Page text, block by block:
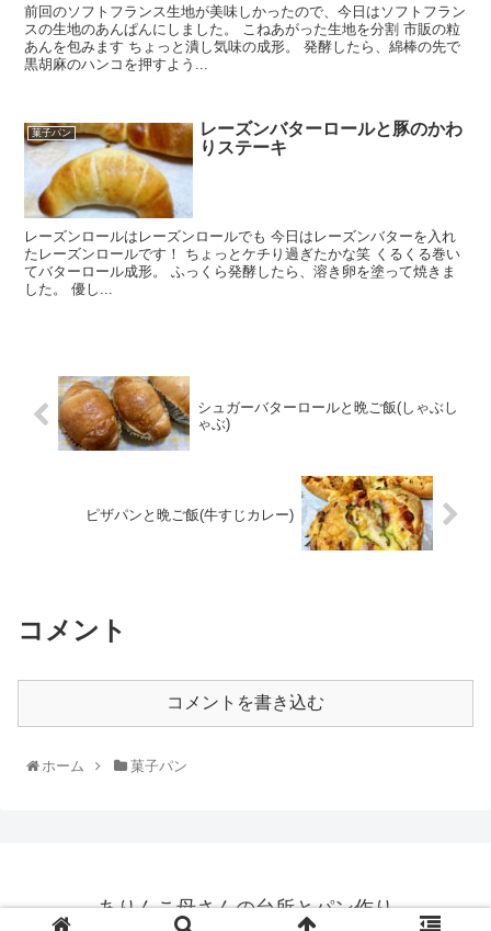
前回のソフトフランス生地が美味しかったので、今日はソフトフラン
スの生地のあんぱんにしました。 こねあがった生地を分割 市販の粒
あんを包みます ちょっと潰し気味の成形。 発酵したら、綿棒の先で
黒胡麻のハンコを押すよう...
菓子パン
レーズンバターロールと豚のかわ
りステーキ
レーズンロールはレーズンロールでも 今日はレーズンバターを入れ
たレーズンロールです！ ちょっとケチり過ぎたかな笑 くるくる巻い
てバターロール成形。 ふっくら発酵したら、溶き卵を塗って焼きま
した。 優し...
シュガーバターロールと晩ご飯(しゃぶし
ゃぶ)
ピザパンと晩ご飯(牛すじカレー)
コメント
コメントを書き込む
ホーム 菓子パン
ありんこ母さんの台所とパン作り